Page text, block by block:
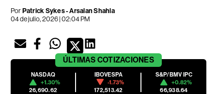
PorPatrick Sykes - Arsalan Shahla
04 de julio, 2026 | 02:04 PM
ÚLTIMAS COTIZACIONES
NASDAQ
+1.30%
26,690.62
IBOVESPA
-1.73%
172,513.42
S&P/BMV IPC
+0.82%
66,938.64